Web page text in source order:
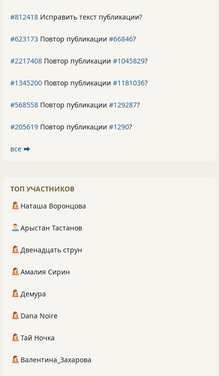
#812418 Исправить текст публикации?
#623173 Повтор публикации #66846?
#2217408 Повтор публикации #1045829?
#1345200 Повтор публикации #1181036?
#568558 Повтор публикации #129287?
#205619 Повтор публикации #1290?
все ⮕
ТОП УЧАСТНИКОВ
Наташа Воронцова
Арыстан Тастанов
Двенадцать струн
Амалия Сирин
Демура
Dana Noire
Тай Ночка
Валентина_Захарова